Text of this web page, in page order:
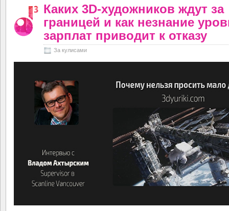
Каких 3D-художников ждут за
границей и как незнание
зарплат приводит к отказу
За кулисами